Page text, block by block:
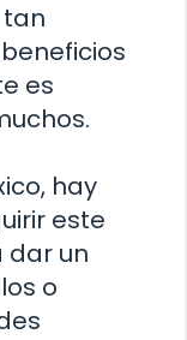
tan
es
hay
este
dar un
o